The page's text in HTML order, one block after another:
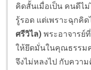
คิดสั้นเมื่อเป็น คนดีไ
รู้รอด แต่เพราะฉุกคิ
ศรีวิไล) พระอาจารย์
ให้ยึดมั่นในคุณธรรมค
จึงไม่หลงไป กับควา